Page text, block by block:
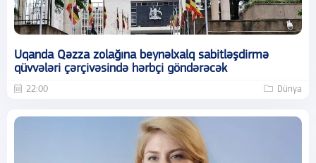
Uqanda Qəzza zolağına beynəlxalq sabitləşdirmə
qüvvələri çərçivəsində hərbçi göndərəcək
22:00 Dünya